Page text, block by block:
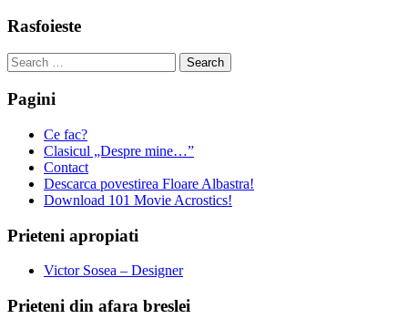
Rasfoieste
Search
for:
Pagini
Ce fac?
Clasicul „Despre mine…”
Contact
Descarca povestirea Floare Albastra!
Download 101 Movie Acrostics!
Prieteni apropiati
Victor Sosea – Designer
Prieteni din afara breslei